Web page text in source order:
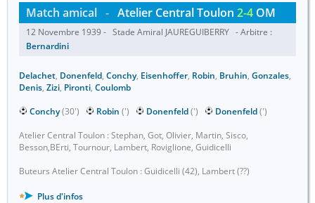
Match amical - Atelier Central Toulon 2-4 OM
12 Novembre 1939 - Stade Amiral JAUREGUIBERRY - Arbitre :
Bernardini
Delachet, Donenfeld, Conchy, Eisenhoffer, Robin, Bruhin, Gonzales,
Denis, Zizi, Pironti, Coulomb
Conchy(30') Robin (') Donenfeld(') Donenfeld(')
Atelier Central Toulon : Stephan, Got, Olivier, Martin, Sisco,
Besson,BErti, Tournour, Lambert, Roviglione, Guidicelli
Buteurs Atelier Central Toulon : Guidicelli (42), Lambert (??)
Plus d'infos